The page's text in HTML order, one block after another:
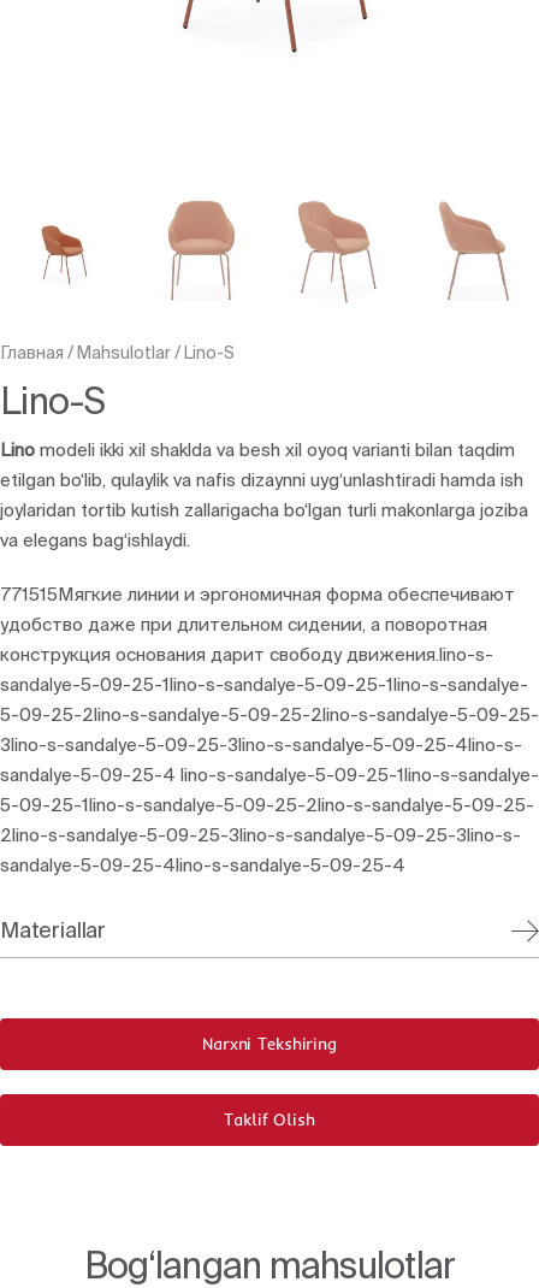
Главная / Mahsulotlar/ Lino-S
Lino-S
Lino modeli ikki xil shaklda va besh xil oyoq varianti bilan taqdim
etilgan bo‘lib, qulaylik va nafis dizaynni uyg‘unlashtiradi hamda ish
joylaridan tortib kutish zallarigacha bo‘lgan turli makonlarga joziba
va elegans bag‘ishlaydi.
771515Мягкие линии и эргономичная форма обеспечивают
удобство даже при длительном сидении, а поворотная
конструкция основания дарит свободу движения.lino-s-
sandalye-5-09-25-1lino-s-sandalye-5-09-25-1lino-s-sandalye-
5-09-25-2lino-s-sandalye-5-09-25-2lino-s-sandalye-5-09-25-
3lino-s-sandalye-5-09-25-3lino-s-sandalye-5-09-25-4lino-s-
sandalye-5-09-25-4 lino-s-sandalye-5-09-25-1lino-s-sandalye-
5-09-25-1lino-s-sandalye-5-09-25-2lino-s-sandalye-5-09-25-
2lino-s-sandalye-5-09-25-3lino-s-sandalye-5-09-25-3lino-s-
sandalye-5-09-25-4lino-s-sandalye-5-09-25-4
Materiallar
Narxni Tekshiring
Taklif Olish
Bog‘langan mahsulotlar